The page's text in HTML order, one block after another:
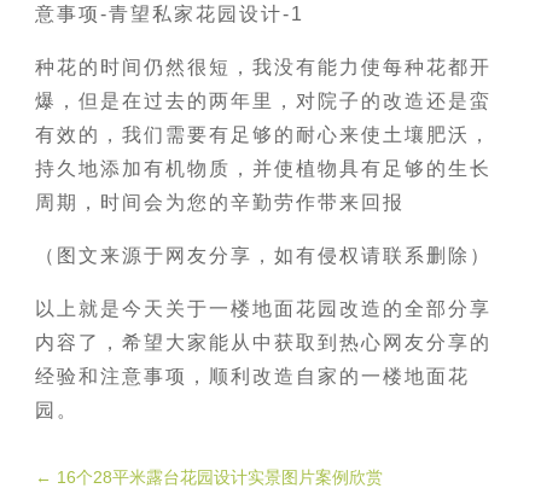
种花的时间仍然很短，我没有能力使每种花都开
爆，但是在过去的两年里，对院子的改造还是蛮
有效的，我们需要有足够的耐心来使土壤肥沃，
持久地添加有机物质，并使植物具有足够的生长
周期，时间会为您的辛勤劳作带来回报
（图文来源于网友分享，如有侵权请联系删除）
以上就是今天关于一楼地面花园改造的全部分享
内容了，希望大家能从中获取到热心网友分享的
经验和注意事项，顺利改造自家的一楼地面花
园。
← 16个28平米露台花园设计实景图片案例欣赏